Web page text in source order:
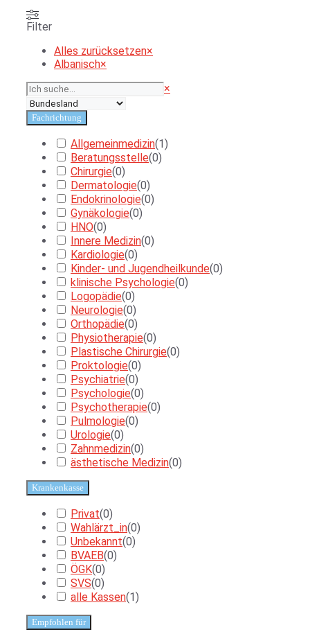
Filter
Alles zurücksetzen×
Albanisch×
Suchen
×
Fachrichtung
Allgemeinmedizin(1)
Beratungsstelle(0)
Chirurgie(0)
Dermatologie(0)
Endokrinologie(0)
Gynäkologie(0)
HNO(0)
Innere Medizin(0)
Kardiologie(0)
Kinder- und Jugendheilkunde(0)
klinische Psychologie(0)
Logopädie(0)
Neurologie(0)
Orthopädie(0)
Physiotherapie(0)
Plastische Chirurgie(0)
Proktologie(0)
Psychiatrie(0)
Psychologie(0)
Psychotherapie(0)
Pulmologie(0)
Urologie(0)
Zahnmedizin(0)
ästhetische Medizin(0)
Krankenkasse
Privat(0)
Wahlärzt_in(0)
Unbekannt(0)
BVAEB(0)
ÖGK(0)
SVS(0)
alle Kassen(1)
Empfohlen für